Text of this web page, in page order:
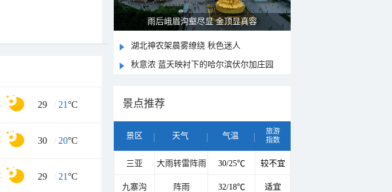
29 / 21°C
30 / 20°C
29 / 21°C
雨后峨眉沟壑尽显 金顶显真容
湖北神农架晨雾缭绕 秋色迷人
秋意浓 蓝天映衬下的哈尔滨伏尔加庄园
景点推荐
景区 天气 气温
旅游
指数
三亚 大雨转雷阵雨 30/25℃ 较不宜
九寨沟 阵雨 32/18℃ 适宜